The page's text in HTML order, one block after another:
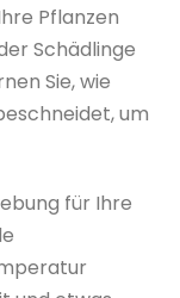
Pflanzen
Schädlinge
Sie, wie
um
für Ihre